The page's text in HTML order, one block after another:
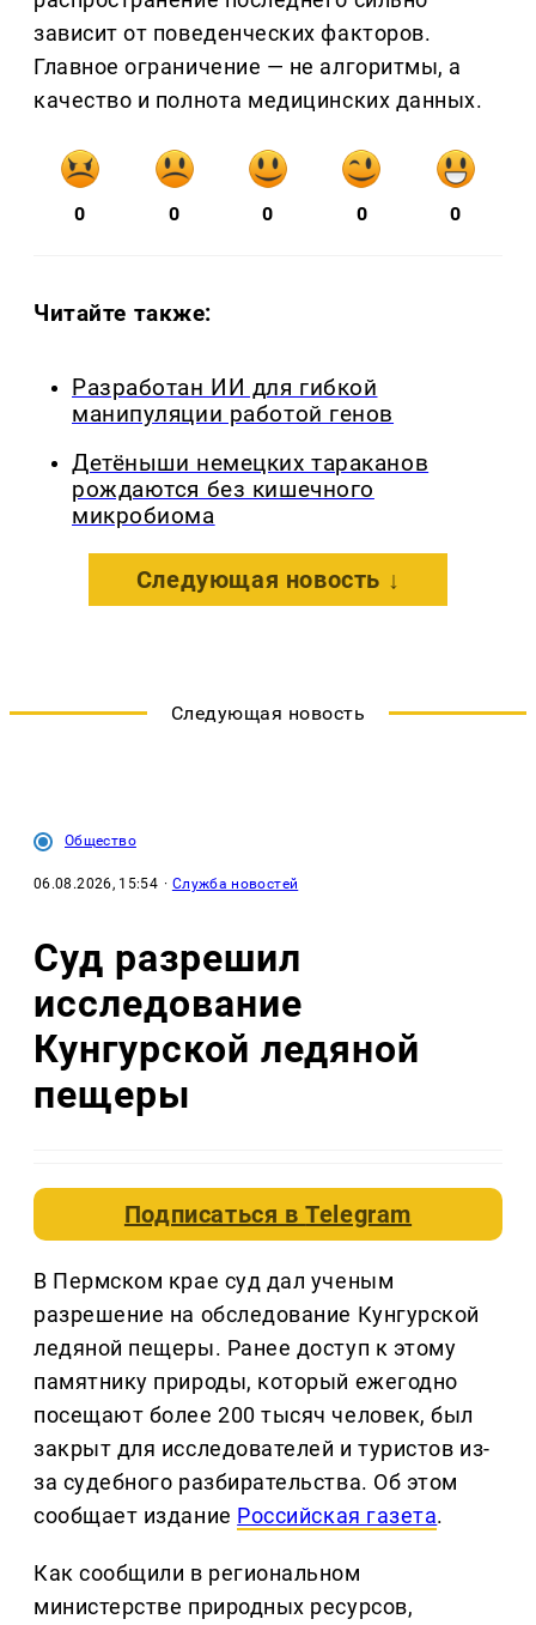
зависит от поведенческих факторов.
Главное ограничение — не алгоритмы, а
качество и полнота медицинских данных.
0 0 0 0 0
Читайте также:
Разработан ИИ для гибкой
манипуляции работой генов
Детёныши немецких тараканов
рождаются без кишечного
микробиома
Следующая новость ↓
Следующая новость
Общество
06.08.2026, 15:54 · Служба новостей
Суд разрешил
исследование
Кунгурской ледяной
пещеры
Подписаться вTelegram
В Пермском крае суд дал ученым
разрешение на обследование Кунгурской
ледяной пещеры. Ранее доступ к этому
памятнику природы, который ежегодно
посещают более 200 тысяч человек, был
закрыт для исследователей и туристов из-
за судебного разбирательства. Об этом
сообщает издание Российская газета.
Как сообщили в региональном
министерстве природных ресурсов,